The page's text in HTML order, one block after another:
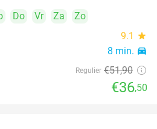
Do Vr Za
Zo
9.1 star
8 min. directions_car
Regulier €51,90
€36,50